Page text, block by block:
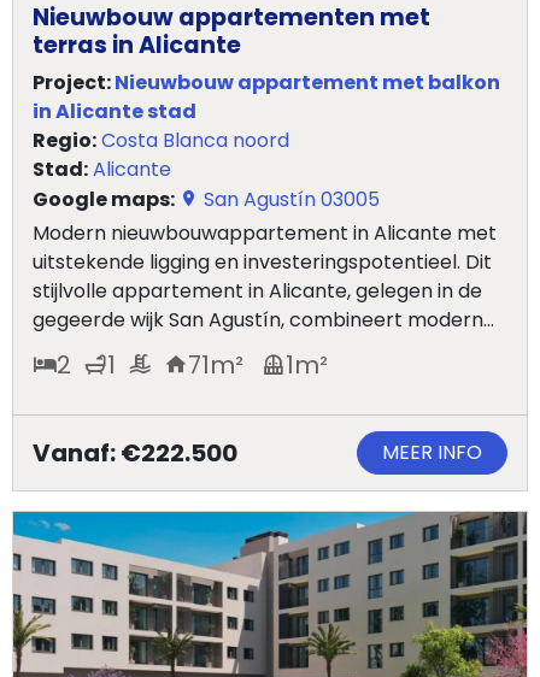
Nieuwbouw appartementen met
terras in Alicante
Project:Nieuwbouw appartement met balkon
in Alicante stad
Regio:Costa Blanca noord
Stad:Alicante
Google maps:
San Agustín 03005
Modern nieuwbouwappartement in Alicante met
uitstekende ligging en investeringspotentieel. Dit
stijlvolle appartement in Alicante, gelegen in de
gegeerde wijk San Agustín, combineert modern...
2 1 71m² 1m²
Vanaf: €222.500 MEER INFO